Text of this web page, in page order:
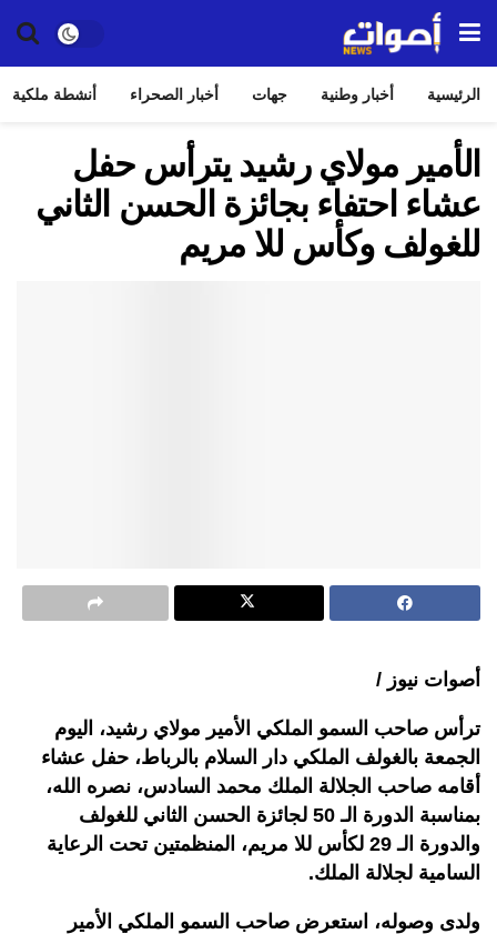
الرئيسية أخبار وطنية جهات أخبار الصحراء أنشطة ملكية
الأمير مولاي رشيد يترأس حفل
عشاء احتفاء بجائزة الحسن الثاني
للغولف وكأس للا مريم
أصوات نيوز /
ترأس صاحب السمو الملكي الأمير مولاي رشيد، اليوم
الجمعة بالغولف الملكي دار السلام بالرباط، حفل عشاء
أقامه صاحب الجلالة الملك محمد السادس، نصره الله،
بمناسبة الدورة الـ 50 لجائزة الحسن الثاني للغولف
والدورة الـ 29 لكأس للا مريم، المنظمتين تحت الرعاية
السامية لجلالة الملك.
ولدى وصوله، استعرض صاحب السمو الملكي الأمير